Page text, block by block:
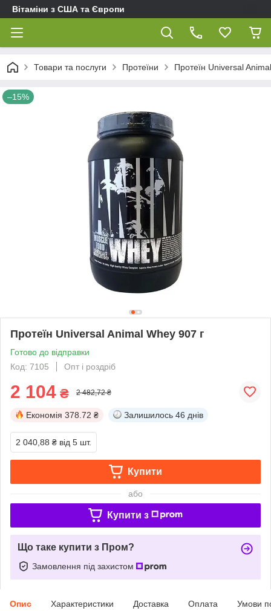
Вітаміни з США та Європи
Товари та послуги Протеїни Протеїн Universal
–15%
Протеїн Universal Animal Whey 907 г
Готово до відправки
Код: 7105
Опт і роздріб
2 104 ₴ 2 482,72 ₴
Економія 378.72 ₴ Залишилось 46 днів
2 040,88 ₴ від 5 шт.
Купити
або
Купити з
Що таке купити з Пром?
Замовлення під захистом
Опис Характеристики Доставка Оплата Умови